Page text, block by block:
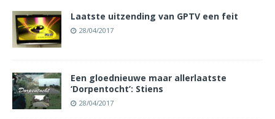
Laatste uitzending van GPTV een feit
28/04/2017
Een gloednieuwe maar allerlaatste
‘Dorpentocht’: Stiens
28/04/2017